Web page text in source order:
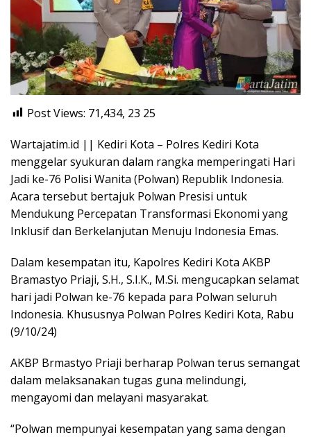
Post Views: 71,434, 23 25
Wartajatim.id || Kediri Kota – Polres Kediri Kota
menggelar syukuran dalam rangka memperingati Hari
Jadi ke-76 Polisi Wanita (Polwan) Republik Indonesia.
Acara tersebut bertajuk Polwan Presisi untuk
Mendukung Percepatan Transformasi Ekonomi yang
Inklusif dan Berkelanjutan Menuju Indonesia Emas.
Dalam kesempatan itu, Kapolres Kediri Kota AKBP
Bramastyo Priaji, S.H., S.I.K., M.Si. mengucapkan selamat
hari jadi Polwan ke-76 kepada para Polwan seluruh
Indonesia. Khususnya Polwan Polres Kediri Kota, Rabu
(9/10/24)
AKBP Brmastyo Priaji berharap Polwan terus semangat
dalam melaksanakan tugas guna melindungi,
mengayomi dan melayani masyarakat.
“Polwan mempunyai kesempatan yang sama dengan